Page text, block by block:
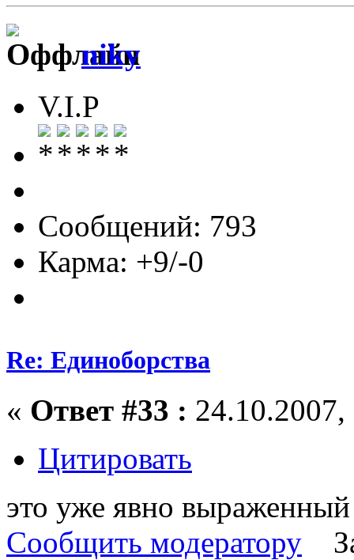
niky
V.I.P
Сообщений: 793
Карма: +9/-0
Re: Единоборства
« Ответ #33 :
Цитировать
это уже явно выраженный
Сообщить модератору